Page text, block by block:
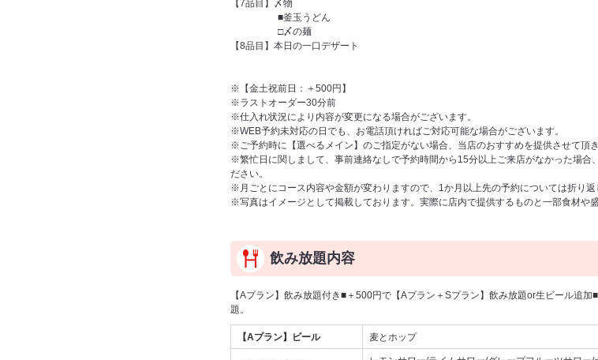
【7品目】〆物
■釜玉うどん
□〆の麺
【8品目】本日の一口デザート
※【金土祝前日：＋500円】
※ラストオーダー30分前
※仕入れ状況により内容が変更になる場合がございます。
※WEB予約未対応の日でも、お電話頂ければご対応可能な場合がございます。
※ご予約時に【選べるメイン】のご指定がない場合、当店のおすすめを提供させて頂き
※繁忙日に関しまして、事前連絡なしで予約時間から15分以上ご来店がなかった場合
ださい。
※月ごとにコース内容や金額が変わりますので、1か月以上先の予約については折り返
※写真はイメージとして掲載しております。実際に店内で提供するものと一部食材や
飲み放題内容
【Aプラン】飲み放題付き■＋500円で【Aプラン＋Sプラン】飲み放題or生ビール追
題。
【Aプラン】ビール 麦とホップ